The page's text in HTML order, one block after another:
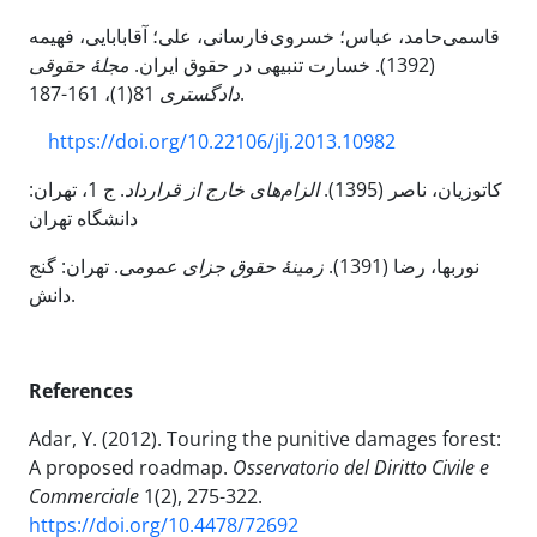
قاسمی‌حامد، عباس؛ خسروی‌فارسانی، علی؛ آقابابایی، فهیمه
(1392). خسارت تنبیهی در حقوق ایران.
مجلۀ حقوقی
دادگستری81(1)، 161-187.
https://doi.org/10.22106/jlj.2013.10982
کاتوزیان، ناصر (1395).
الزام‌های خارج از قرارداد
. ج 1، تهران:
دانشگاه تهران
نوربها، رضا (1391).
زمینۀ حقوق جزای عمومی. تهران: گنج
دانش.
References
Adar, Y. (2012). Touring the punitive damages forest:
A proposed roadmap. Osservatorio del Diritto Civile e
Commerciale 1(2), 275-322.
https://doi.org/10.4478/72692